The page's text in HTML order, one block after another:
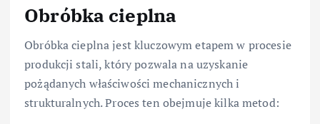
Obróbka cieplna
Obróbka cieplna jest kluczowym etapem w procesie
produkcji stali, który pozwala na uzyskanie
pożądanych właściwości mechanicznych i
strukturalnych. Proces ten obejmuje kilka metod: